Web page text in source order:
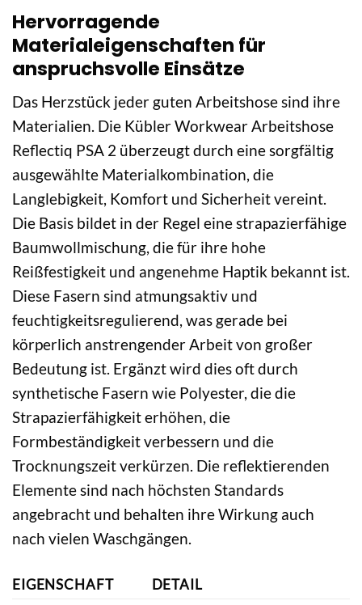
Hervorragende
Materialeigenschaften für
anspruchsvolle Einsätze
Das Herzstück jeder guten Arbeitshose sind ihre
Materialien. Die Kübler Workwear Arbeitshose
Reflectiq PSA 2 überzeugt durch eine sorgfältig
ausgewählte Materialkombination, die
Langlebigkeit, Komfort und Sicherheit vereint.
Die Basis bildet in der Regel eine strapazierfähige
Baumwollmischung, die für ihre hohe
Reißfestigkeit und angenehme Haptik bekannt ist.
Diese Fasern sind atmungsaktiv und
feuchtigkeitsregulierend, was gerade bei
körperlich anstrengender Arbeit von großer
Bedeutung ist. Ergänzt wird dies oft durch
synthetische Fasern wie Polyester, die die
Strapazierfähigkeit erhöhen, die
Formbeständigkeit verbessern und die
Trocknungszeit verkürzen. Die reflektierenden
Elemente sind nach höchsten Standards
angebracht und behalten ihre Wirkung auch
nach vielen Waschgängen.
EIGENSCHAFT DETAIL